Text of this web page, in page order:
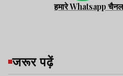
हमारे Whatsapp
जरूर पढ़ें